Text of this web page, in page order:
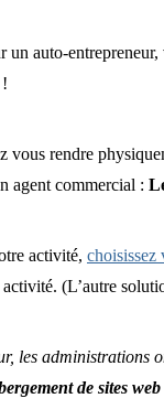
un auto-
vous rendre
agent commercial :
activité, choisissez
(L’autre
les administrations
de sites web